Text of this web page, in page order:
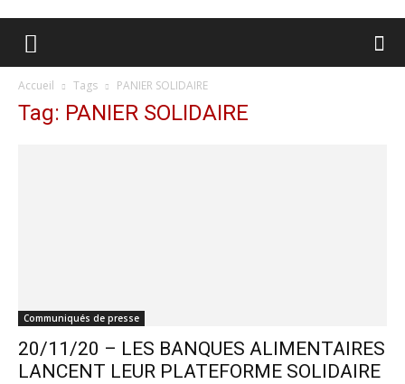
Accueil Tags PANIER SOLIDAIRE
Tag: PANIER SOLIDAIRE
Communiqués de presse
20/11/20 – LES BANQUES ALIMENTAIRES
LANCENT LEUR PLATEFORME SOLIDAIRE